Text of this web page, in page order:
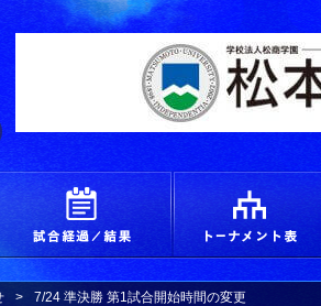
燃えろ！青春 つかめ甲子園
画 試合経過＆結果
7/24 準決勝 第1試合開始時間の変更